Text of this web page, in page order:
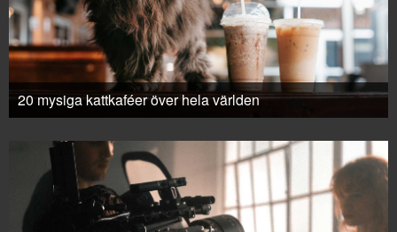
20 mysiga kattkaféer över hela världen